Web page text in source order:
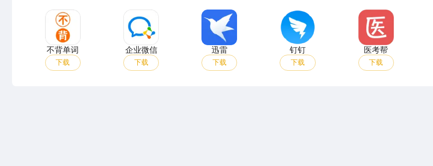
不背单词
不背单词
下载
企业微信
企业微信
下载
迅雷
迅雷
下载
钉钉
钉钉
下载
医考帮
医考帮
下载